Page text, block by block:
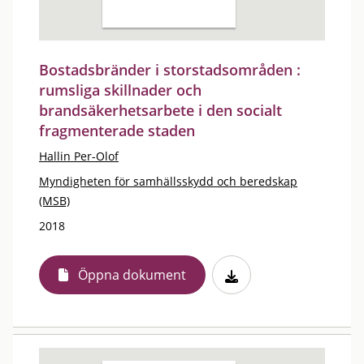
Bostadsbränder i storstadsområden :
rumsliga skillnader och
brandsäkerhetsarbete i den socialt
fragmenterade staden
Hallin Per-Olof
Myndigheten för samhällsskydd och beredskap
(MSB)
2018
Öppna dokument